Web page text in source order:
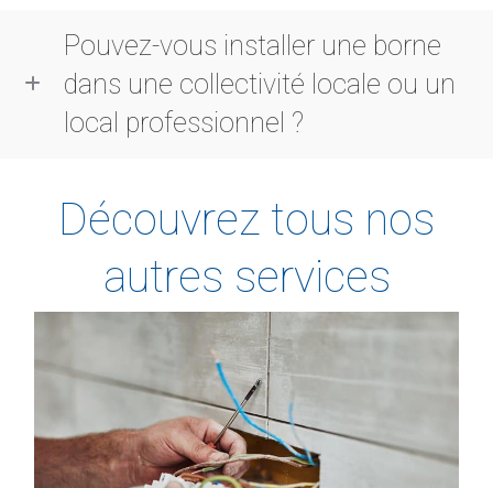
Pouvez-vous installer une borne
dans une collectivité locale ou un
local professionnel ?
Découvrez tous nos
autres services